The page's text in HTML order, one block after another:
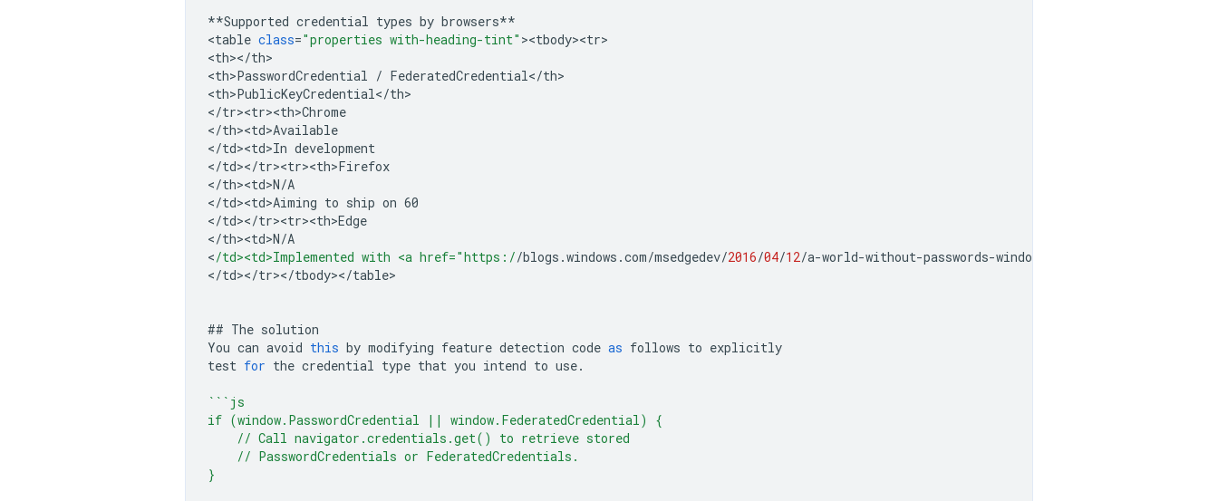
**Supported credential types by browsers**
<table class="properties with-heading-tint" ><tbody><tr>
<th></th>
<th>PasswordCredential / FederatedCredential</th>
<th>PublicKeyCredential</th>
</tr><tr><th>Chrome
</th><td>Available
</td><td>In development
</td></tr><tr><th>Firefox
</th><td>N/A
</td><td>Aiming to ship on 60
</td></tr><tr><th>Edge
</th><td>N/A
</td><td>Implemented with <a href="https://blogs .windows .com/msedgedev/2016/04/12/a-world-without-passwords-windows
</td></tr></tbody></table>
## The solution
You can avoid this by modifying feature detection code as follows to explicitly
test for the credential type that you intend to use.
```js
if (window.PasswordCredential || window.FederatedCredential) {
    // Call navigator.credentials.get() to retrieve stored
    // PasswordCredentials or FederatedCredentials.
}